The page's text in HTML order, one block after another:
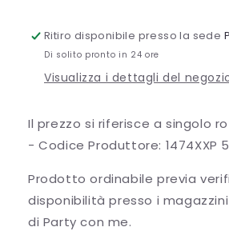
Ritiro disponibile presso la sede
Di solito pronto in 24 ore
Visualizza i dettagli del
Il prezzo si riferisce a singolo
- Codice Produttore: 1474XXP
Prodotto ordinabile previa
disponibilità presso i
di Party con me.